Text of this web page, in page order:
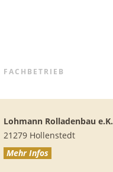
FACHBETRIEB
Lohmann Rolladenbau e.K.
21279 Hollenstedt
Mehr Infos